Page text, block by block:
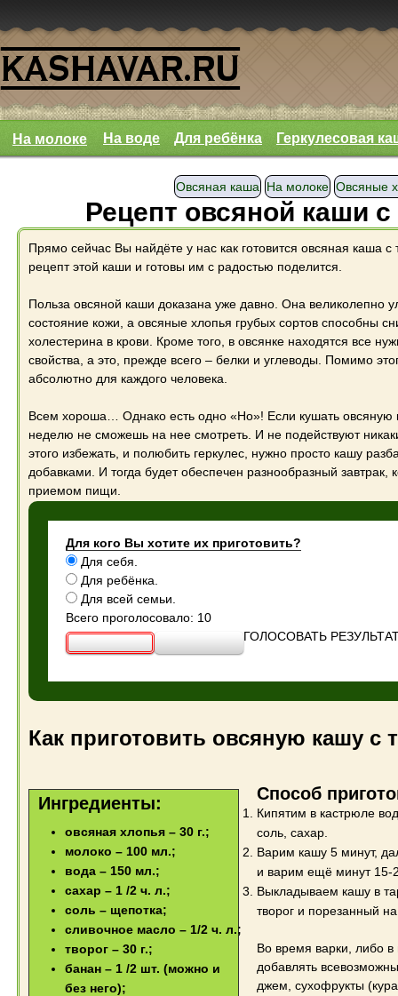
На молоке На воде Для ребёнка Геркулесовая
Овсяная каша На молоке Овсяные
Рецепт овсяной каши
Прямо сейчас Вы найдёте у нас как готовится овсяная каша
рецепт этой каши и готовы им с радостью поделится.
Польза овсяной каши доказана уже давно. Она великолепно
состояние кожи, а овсяные хлопья грубых сортов способны
холестерина в крови. Кроме того, в овсянке находятся все
свойства, а это, прежде всего – белки и углеводы. Помимо
абсолютно для каждого человека.
Всем хороша… Однако есть одно «Но»! Если кушать овсяную
неделю не сможешь на нее смотреть. И не подействуют
этого избежать, и полюбить геркулес, нужно просто кашу
добавками. И тогда будет обеспечен разнообразный
приемом пищи.
Для кого Вы хотите их приготовить?
Для себя.
Для ребёнка.
Для всей семьи.
Всего проголосовало: 10
ГОЛОСОВАТЬ
Как приготовить овсяную кашу с
Ингредиенты:
овсяная хлопья – 30 г.;
молоко – 100 мл.;
вода – 150 мл.;
сахар – 1 /2 ч. л.;
соль – щепотка;
сливочное масло – 1/2 ч. л.;
творог – 30 г.;
банан – 1 /2 шт. (можно и
без него);
Способ
Кипятим в кастрюле
соль, сахар.
Варим кашу 5 минут,
и варим ещё минут 15-
Выкладываем кашу в
творог и порезанный
Во время варки, либо
добавлять
джем, сухофрукты